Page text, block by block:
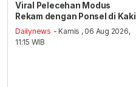
Viral Pelecehan Modus
Rekam dengan Ponsel di Kaki
Dailynews - Kamis , 06 Aug 2026,
11:15 WIB